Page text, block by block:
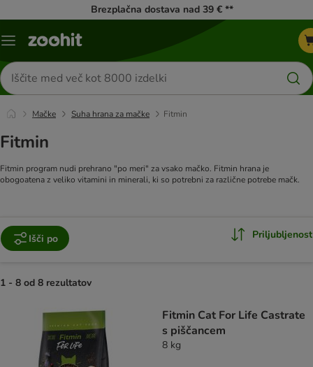
Brezplačna dostava nad 39 € **
Meni
Iskanje
izdelkov
Mačke Suha hrana za mačke Fitmin
Fitmin
Fitmin program nudi prehrano "po meri" za vsako mačko. Fitmin hrana je
obogoatena z veliko vitamini in minerali, ki so potrebni za različne potrebe mačk.
Išči po Priljubljenost
1 - 8 od 8 rezultatov
Fitmin Cat For Life Castrate
s piščancem
8 kg